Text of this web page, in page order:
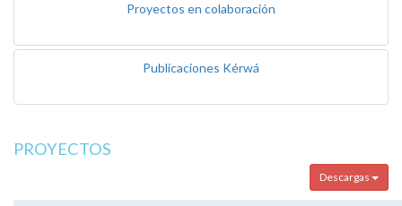
Proyectos en colaboración
Publicaciones Kérwá
PROYECTOS
Descargas